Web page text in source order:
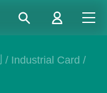
/ Industrial Card /